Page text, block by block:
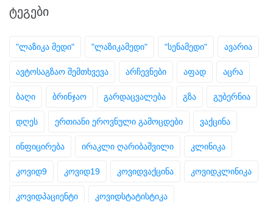
ᲢᲔᲒᲔᲑᲘ
"ლაზიკა მედი" "ლაზიკამედი" "სენამედი" ავარია
ავტოსაგზაო შემთხვევა არჩევნები აფად აცრა
ბაღი ბრინჯაო გარდაცვალება გზა გუბერნია
დღეს ერთიანი ეროვნული გამოცდები ვაქცინა
ინფიცირება ირაკლი ღარიბაშვილი კლინიკა
კოვიდ9 კოვიდ19 კოვიდვაქცინა კოვიდკლინიკა
კოვიდპაციენტი კოვიდსტატისტიკა